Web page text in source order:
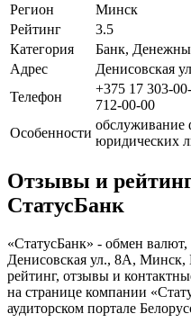
Регион
Минск
Рейтинг
3.5
Категория
Банк,
Адрес
Денисовская
Телефон
+375 17 303-
712-00-00
Особенности
обслуживание
юридических
Отзывы и
СтатусБанк
«СтатусБанк» - обмен
Денисовская ул., 8А, Минск,
рейтинг, отзывы и
на странице компании
аудиторском портале